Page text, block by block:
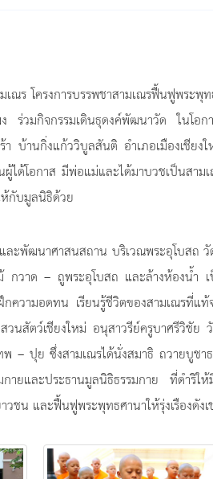
ณร โครงการบรรพชาสามเณรฟื้นฟูพระ
ร่วมกิจกรรมเดินธุดงค์พัฒนาวัด ในโอก
บ้านกิ่งแก้ววิบูลสันติ อำเภอเมืองเชียงใ
ผู้ได้โอกาส มีพ่อแม่และได้มาบวชเป็นสา
กับมูลนิธิด้วย
ะพัฒนาศาสนสถาน บริเวณพระอุโบสถ วั
กวาด – ถูพระอุโบสถ และล้างห้องน้ำ
ความอดทน เรียนรู้ชีวิตของสามเณรที่แท้
นสัตว์เชียงใหม่ อนุสาวรีย์ครูบาศรีวิชัย
– ปุย ซึ่งสามเณรได้นั่งสมาธิ ถวายบูช
ายและประธานมูลนิธิธรรมกาย ที่ดำริใ
วชน และฟื้นฟูพระพุทธศานาให้รุ่งเรืองดัง